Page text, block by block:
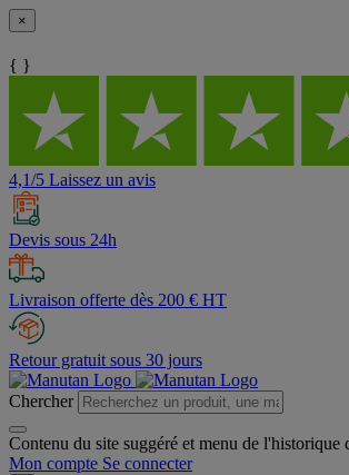
×
{ }
4,1/5 Laissez un avis
Devis sous 24h
Livraison offerte dès 200 € HT
Retour gratuit sous 30 jours
Chercher
Contenu du site suggéré et menu de l'historique
Mon compte Se connecter